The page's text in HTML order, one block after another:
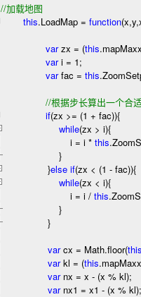
//加载地图
this.LoadMap = function
varzx = (this.mapMaxx
vari = 1
varfac = this
//根据步长算出一个合
if(zx >= (1 + fac)){
while(zx > i){
i = i * this
}
}else if(zx < (1 - fac)){
while(zx < i){
i = i / this
}
}
varcx = Math.floor(this
varkl = (this.mapMaxx
varnx = x - (x %
varnx1 = x1 - (x % kl);